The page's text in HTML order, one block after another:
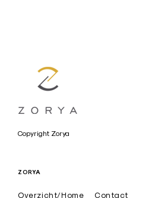
a
t
i
Copyright Zorya
ZORYA
Overzicht/Home Contact